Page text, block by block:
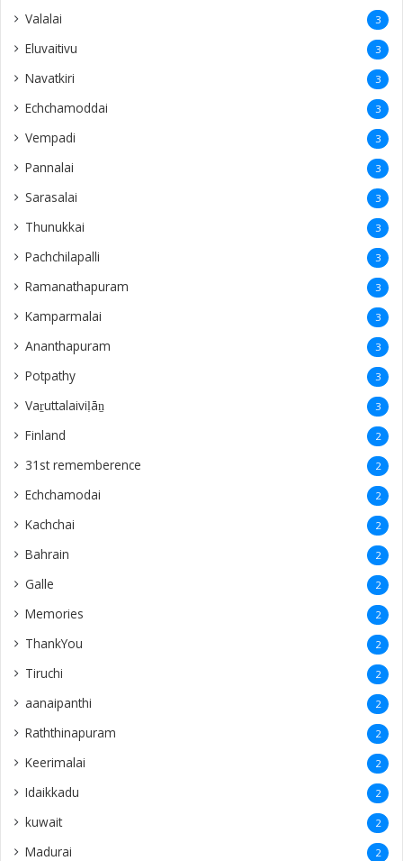
Valalai 3
Eluvaitivu 3
Navatkiri 3
Echchamoddai 3
Vempadi 3
Pannalai 3
Sarasalai 3
Thunukkai 3
Pachchilapalli 3
Ramanathapuram 3
Kamparmalai 3
Ananthapuram 3
‎Potpathy 3
Vaṟuttalaiviḷāṉ 3
Finland 2
31st rememberence 2
Echchamodai 2
Kachchai 2
Bahrain 2
Galle 2
Memories 2
ThankYou 2
Tiruchi 2
aanaipanthi 2
Raththinapuram 2
Keerimalai 2
Idaikkadu 2
kuwait 2
Madurai 2